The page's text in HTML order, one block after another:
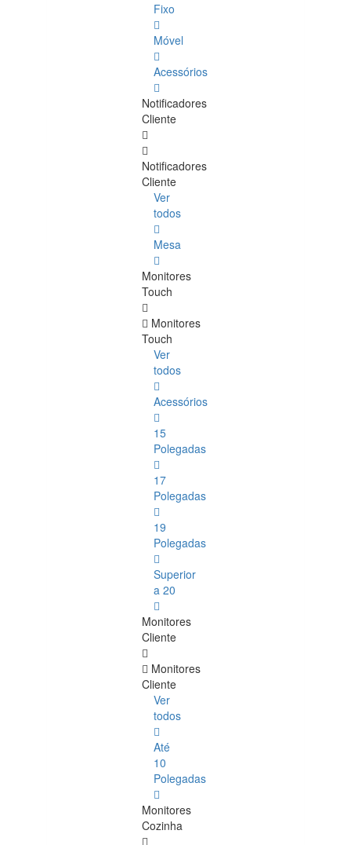
Fixo
Móvel
Acessórios
Notificadores
Cliente
Notificadores
Cliente
Ver
todos
Mesa
Monitores
Touch
Monitores
Touch
Ver
todos
Acessórios
15
Polegadas
17
Polegadas
19
Polegadas
Superior
a 20
Monitores
Cliente
Monitores
Cliente
Ver
todos
Até
10
Polegadas
Monitores
Cozinha